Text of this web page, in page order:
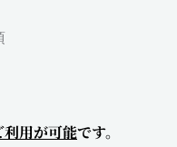
利用が可能です。